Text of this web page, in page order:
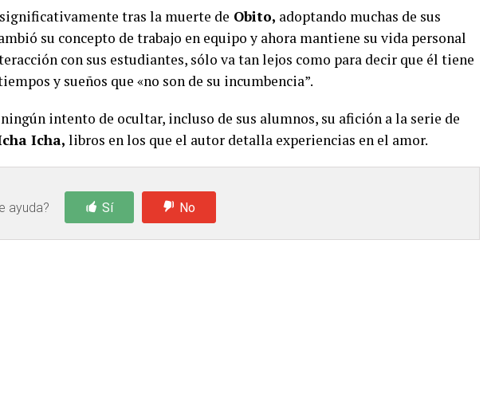
tras la muerte de Obito, adoptando muchas de sus
su concepto de trabajo en equipo y ahora mantiene su vida personal
con sus estudiantes, sólo va tan lejos como para decir que él tiene
y sueños que «no son de su incumbencia”.
ningún intento de ocultar, incluso de sus alumnos, su afición a la serie de
Icha, libros en los que el autor detalla experiencias en el amor.
ayuda? Sí No